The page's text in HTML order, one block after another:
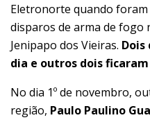
Eletronorte quando
disparos de arma de fogo
Jenipapo dos Vieiras.
dia e outros dois
No dia 1º de novembro,
região, Paulo Paulino